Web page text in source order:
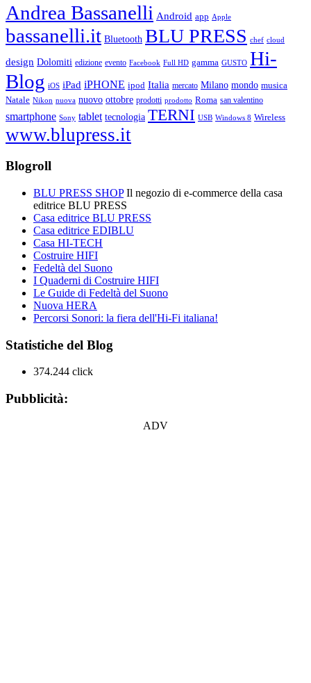
Andrea Bassanelli Android app Apple
bassanelli.it Bluetooth BLU PRESS chef cloud
design Dolomiti edizione evento Facebook Full HD gamma GUSTO Hi-
Blog iOS iPad iPHONE ipod Italia mercato Milano mondo musica
Natale Nikon nuova nuovo ottobre prodotti prodotto Roma san valentino
smartphone Sony tablet tecnologia TERNI USB Windows 8 Wireless
www.blupress.it
Blogroll
BLU PRESS SHOPIl negozio di e-commerce della casa
editrice BLU PRESS
Casa editrice BLU PRESS
Casa editrice EDIBLU
Casa HI-TECH
Costruire HIFI
Fedeltà del Suono
I Quaderni di Costruire HIFI
Le Guide di Fedeltà del Suono
Nuova HERA
Percorsi Sonori: la fiera dell'Hi-Fi italiana!
Statistiche del Blog
374.244 click
Pubblicità:
ADV